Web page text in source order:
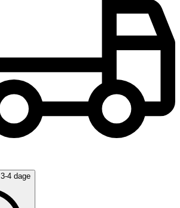
3-4 dage